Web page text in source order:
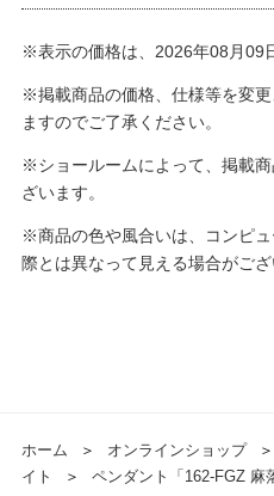
※表示の価格は、2026年08月09
※掲載商品の価格、仕様等を変
ますのでご了承ください。
※ショールームによって、掲載
ざいます。
※商品の色や風合いは、コンピ
際とは異なって見える場合がござ
ホーム ＞ オンラインショップ ＞
イト
＞ ペンダント「162-FGZ 麻